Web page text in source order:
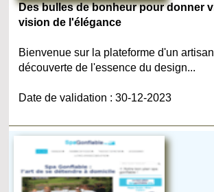
Des bulles de bonheur pour donner
vision de l'élégance
Bienvenue sur la plateforme d'un
découverte de l'essence du design...
Date de validation : 30-12-2023